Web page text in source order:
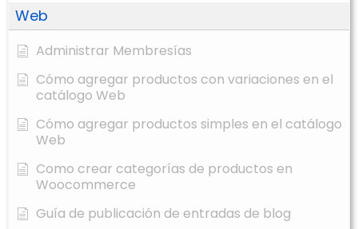
Web
Administrar Membresías
Cómo agregar productos con variaciones en el
catálogo Web
Cómo agregar productos simples en el catálogo
Web
Como crear categorías de productos en
Woocommerce
Guía de publicación de entradas de blog